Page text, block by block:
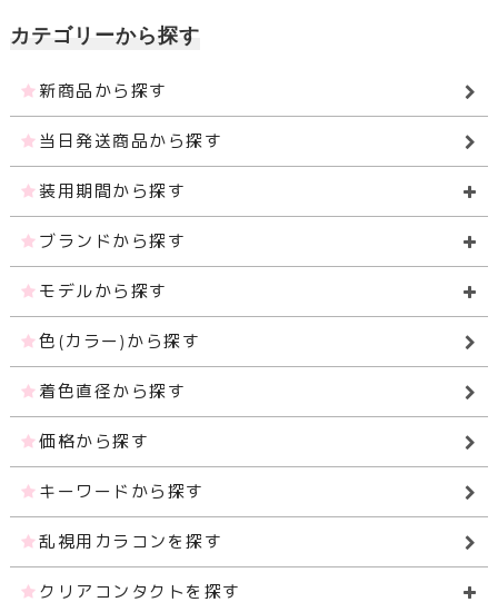
カテゴリーから探す
新商品から探す
当日発送商品から探す
装用期間から探す
ブランドから探す
モデルから探す
色(カラー)から探す
着色直径から探す
価格から探す
キーワードから探す
乱視用カラコンを探す
クリアコンタクトを探す